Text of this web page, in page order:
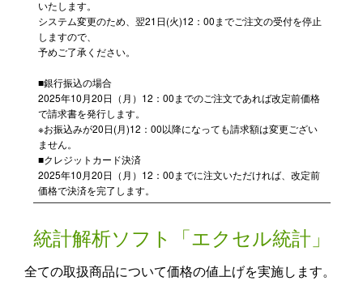
いたします。
システム変更のため、翌21日(火)12：00までご注文の受付を停止
しますので、
予めご了承ください。
■銀行振込の場合
2025年10月20日（月）12：00までのご注文であれば改定前価格
で請求書を発行します。
※お振込みが20日(月)12：00以降になっても請求額は変更ござい
ません。
■クレジットカード決済
2025年10月20日（月）12：00までに注文いただければ、改定前
価格で決済を完了します。
統計解析ソフト「エクセル統計」
全ての取扱商品について価格の値上げを実施します。